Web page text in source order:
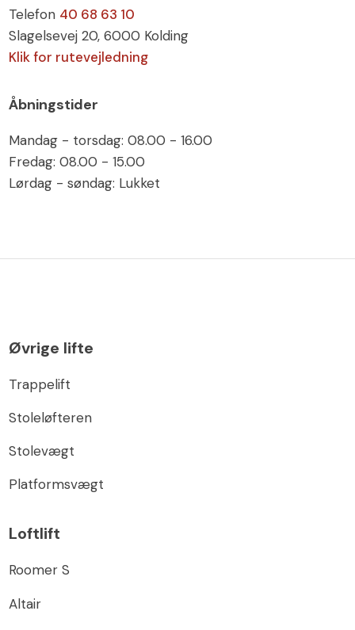
Telefon 40 68 63 10
Slagelsevej 20​​​, 6000 Kolding​
Klik for rutevejledning
Åbningstider
Mandag - torsdag: 08.00 - 16.00
Fredag: 08.00 - 15.00
Lørdag - søndag: Lukket
Øvrige lifte
Trappelift
Stoleløfteren
Stolevægt
Platformsvægt
Loftlift
Roomer S
Altair